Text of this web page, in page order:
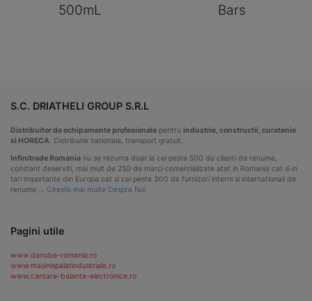
500mL
Bars
S.C. DRIATHELI GROUP S.R.L
Distribuitor de echipamente profesionale pentru industrie, constructii, curatenie
si HORECA . Distributie nationala, transport gratuit.
Infinitrade Romania nu se rezuma doar la cei peste 500 de clienti de renume,
constant deserviti, mai mult de 250 de marci comercializate atat in Romania cat si in
tari importante din Europa cat si cei peste 300 de furnizori interni si internationali de
renume … Citeste mai multe Despre Noi
Pagini utile
www.danube-romania.ro
www.masinispalatindustriale.ro
www.cantare-balante-electronice.ro